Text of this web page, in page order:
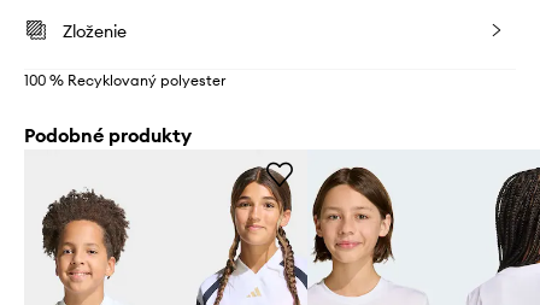
Zloženie
100 % Recyklovaný polyester
Podobné produkty